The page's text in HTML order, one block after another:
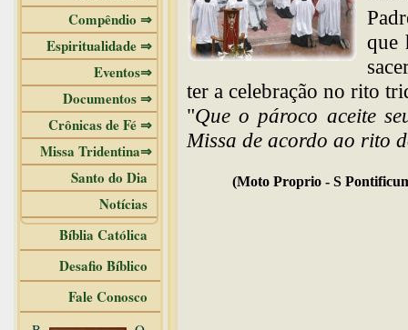
Compêndio ⇒
Espiritualidade ⇒
Eventos⇒
Documentos ⇒
Crônicas de Fé ⇒
Missa Tridentina⇒
Santo do Dia
Notícias
Bíblia Católica
Desafio Bíblico
Fale Conosco
que
ter a celebração no rito
"Que o pároco aceite
Missa de acordo ao rito
(Moto Proprio - S